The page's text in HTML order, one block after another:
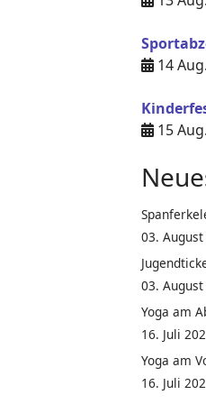
14
15
03. August
03. August
Yoga am
16. Juli
Yoga am
16. Juli